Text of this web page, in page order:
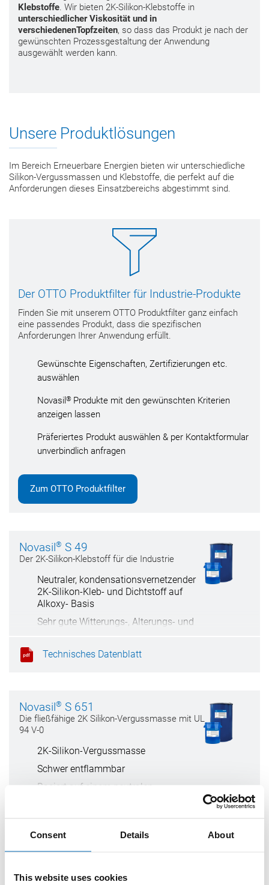
Consent Details About
This website uses cookies
Klebstoffe . Wir bieten 2K-Silikon-Klebstoffe in
unterschiedlicher Viskosität und in
verschiedenenTopfzeiten, so dass das Produkt je nach der
gewünschten Prozessgestaltung der Anwendung
ausgewählt werden kann.
Unsere Produktlösungen
Im Bereich Erneuerbare Energien bieten wir unterschiedliche
Silikon-Vergussmassen und Klebstoffe, die perfekt auf die
Anforderungen dieses Einsatzbereichs abgestimmt sind.
Der OTTO Produktfilter für Industrie-Produkte
Finden Sie mit unserem OTTO Produktfilter ganz einfach
eine passendes Produkt, dass die spezifischen
Anforderungen Ihrer Anwendung erfüllt.
Gewünschte Eigenschaften, Zertifizierungen etc.
auswählen
Novasil ® Produkte mit den gewünschten Kriterien
anzeigen lassen
Präferiertes Produkt auswählen & per Kontaktformular
unverbindlich anfragen
Zum OTTO Produktfilter
Novasil® S 49
Der 2K-Silikon-Klebstoff für die Industrie
Neutraler, kondensationsvernetzender
2K-Silikon-Kleb- und Dichtstoff auf
Alkoxy- Basis
Sehr gute Witterungs-, Alterungs- und
Sehr gute primerlose Haftung auf
schnellen Aushärtung können geklebte
Teile extrem schnell weiterverarbeitet
werden
Sehr gute Temperaturbeständigkeit
Hohe Klebfestigkeit
Nicht korrosiv
Technisches Datenblatt
Novasil® S 651
Die fließfähige 2K Silikon-Vergussmasse mit UL
94 V-0
2K-Silikon-Vergussmasse
Schwer entflammbar
Basiert auf einem neutralen,
Härtet bei Raumtemperatur
Setzt während der Aushärtung Alkohol
Das Silikon für die elastische Klebung und